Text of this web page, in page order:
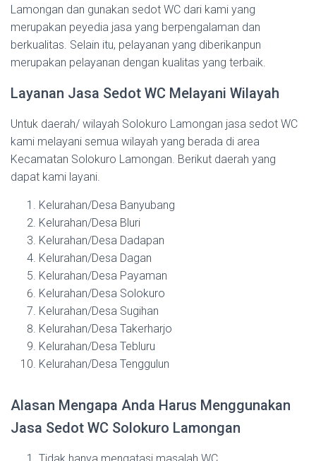
Lamongan dan gunakan sedot WC dari kami yang
merupakan peyedia jasa yang berpengalaman dan
berkualitas. Selain itu, pelayanan yang diberikanpun
merupakan pelayanan dengan kualitas yang terbaik.
Layanan Jasa Sedot WC Melayani Wilayah
Untuk daerah/ wilayah Solokuro Lamongan jasa sedot WC
kami melayani semua wilayah yang berada di area
Kecamatan Solokuro Lamongan. Berikut daerah yang
dapat kami layani.
Kelurahan/Desa Banyubang
Kelurahan/Desa Bluri
Kelurahan/Desa Dadapan
Kelurahan/Desa Dagan
Kelurahan/Desa Payaman
Kelurahan/Desa Solokuro
Kelurahan/Desa Sugihan
Kelurahan/Desa Takerharjo
Kelurahan/Desa Tebluru
Kelurahan/Desa Tenggulun
Alasan Mengapa Anda Harus Menggunakan
Jasa Sedot WC Solokuro Lamongan